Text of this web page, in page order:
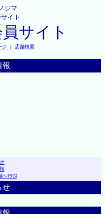
ジマ
イト
サイト
ジ ｜ 店舗検索
報
へｱｸｾｽ
せ